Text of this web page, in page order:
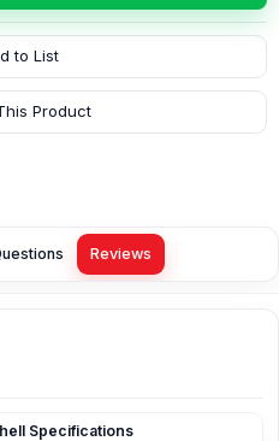
to List
Product
Reviews
Specifications